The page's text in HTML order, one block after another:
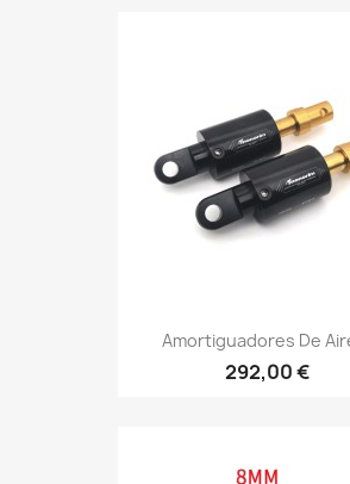
Amortiguadores De
292,00 €